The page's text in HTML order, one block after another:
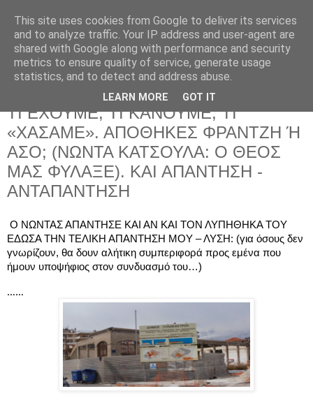
Τρίτη 7 Ιουνίου 2022
ΤΙ ΕΧΟΥΜΕ, ΤΙ ΚΑΝΟΥΜΕ, ΤΙ
«ΧΑΣΑΜΕ». ΑΠΟΘΗΚΕΣ ΦΡΑΝΤΖΗ Ή
ΑΣΟ; (ΝΩΝΤΑ ΚΑΤΣΟΥΛΑ: Ο ΘΕΟΣ
ΜΑΣ ΦΥΛΑΞΕ). ΚΑΙ ΑΠΑΝΤΗΣΗ -
ΑΝΤΑΠΑΝΤΗΣΗ
Ο ΝΩΝΤΑΣ ΑΠΑΝΤΗΣΕ ΚΑΙ ΑΝ ΚΑΙ ΤΟΝ ΛΥΠΗΘΗΚΑ ΤΟΥ
ΕΔΩΣΑ ΤΗΝ ΤΕΛΙΚΗ ΑΠΑΝΤΗΣΗ ΜΟΥ – ΛΥΣΗ: (για όσους δεν
γνωρίζουν, θα δουν αλήτικη συμπεριφορά προς εμένα που
ήμουν υποψήφιος στον συνδυασμό του…)
……
This site uses cookies from Google to deliver its services
and to analyze traffic. Your IP address and user-agent are
shared with Google along with performance and security
metrics to ensure quality of service, generate usage
statistics, and to detect and address abuse.
LEARN MORE GOT IT